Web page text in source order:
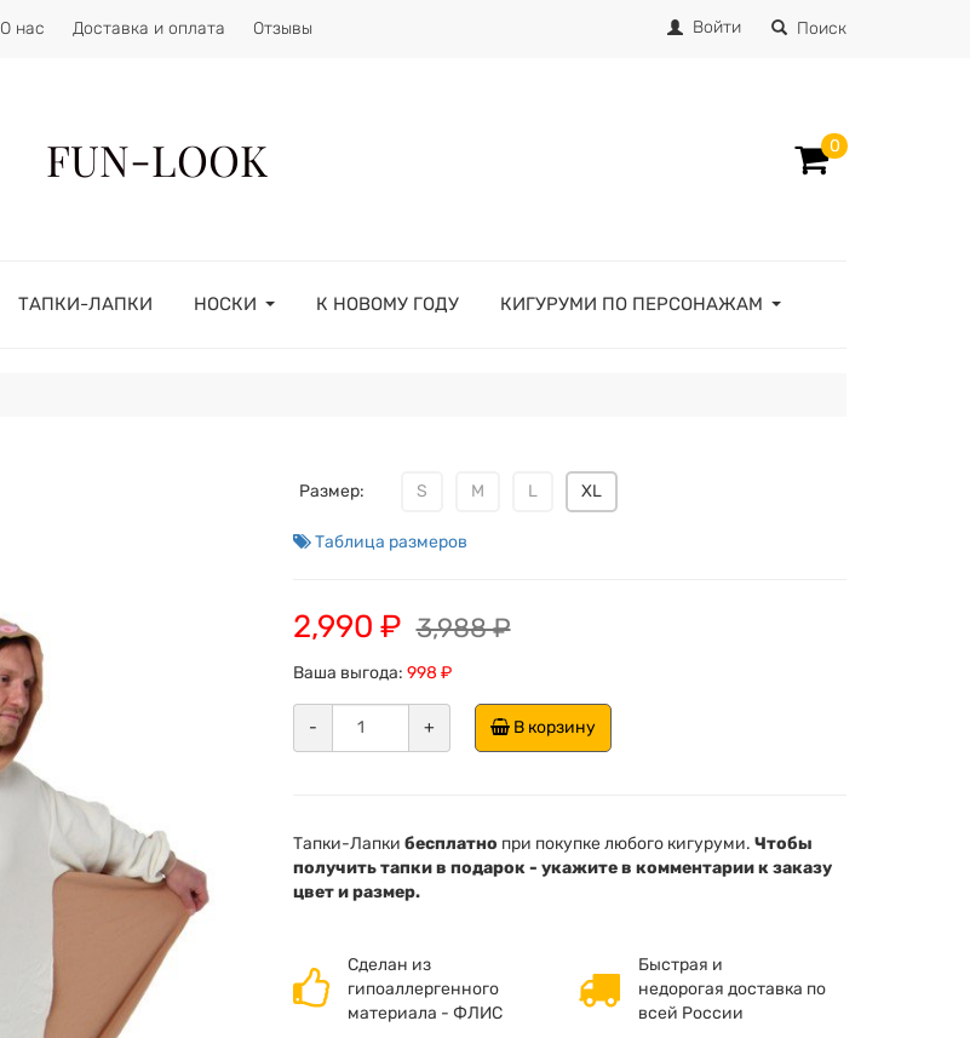
О нас Доставка и оплата Отзывы Войти Поиск
FUN-LOOK 0
ТАПКИ-ЛАПКИ НОСКИ К НОВОМУ ГОДУ КИГУРУМИ ПО ПЕРСОНАЖАМ
Размер: S M L XL
Таблица размеров
2,990 ₽ 3,988 ₽
Ваша выгода: 998 ₽
- + В корзину
Тапки-Лапки бесплатно при покупке любого кигуруми. Чтобы
получить тапки в подарок - укажите в комментарии к заказу
цвет и размер.
Сделан из
гипоаллергенного
материала - ФЛИС
Быстрая и
недорогая доставка по
всей России